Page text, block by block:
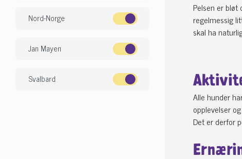
Nord-Norge
Jan Mayen
Svalbard
Pelsen er
regelmessig
skal ha
Alle hunder
opplevelser
Det er derfor